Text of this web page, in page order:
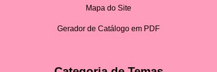
Mapa do Site
Gerador de Catálogo em PDF